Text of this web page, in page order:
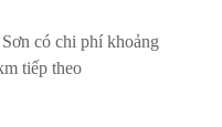
có chi phí khoảng
tiếp theo